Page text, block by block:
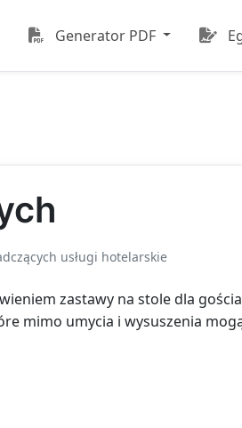
Generator PDF
usługi hotelarskie
zastawy na stole dla
mimo umycia i wysuszenia